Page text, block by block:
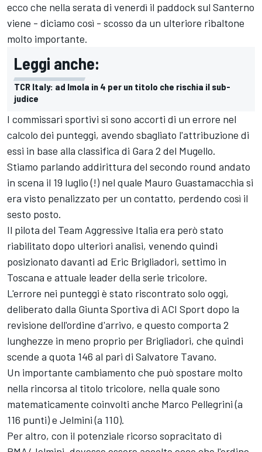
ecco che nella serata di venerdì il paddock sul Santerno
viene - diciamo così - scosso da un ulteriore ribaltone
molto importante.
Leggi anche:
TCR Italy: ad Imola in 4 per un titolo che rischia il sub-
judice
I commissari sportivi si sono accorti di un errore nel
calcolo dei punteggi, avendo sbagliato l'attribuzione di
essi in base alla classifica di Gara 2 del Mugello.
Stiamo parlando addirittura del secondo round andato
in scena il 19 luglio (!) nel quale Mauro Guastamacchia si
era visto penalizzato per un contatto, perdendo così il
sesto posto.
Il pilota del Team Aggressive Italia era però stato
riabilitato dopo ulteriori analisi, venendo quindi
posizionato davanti ad Eric Brigliadori, settimo in
Toscana e attuale leader della serie tricolore.
L'errore nei punteggi è stato riscontrato solo oggi,
deliberato dalla Giunta Sportiva di ACI Sport dopo la
revisione dell'ordine d'arrivo, e questo comporta 2
lunghezze in meno proprio per Brigliadori, che quindi
scende a quota 146 al pari di Salvatore Tavano.
Un importante cambiamento che può spostare molto
nella rincorsa al titolo tricolore, nella quale sono
matematicamente coinvolti anche Marco Pellegrini (a
116 punti) e Jelmini (a 110).
Per altro, con il potenziale ricorso sopracitato di